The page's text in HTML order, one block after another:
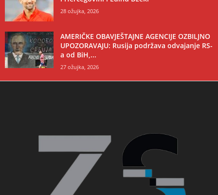
28 ožujka, 2026
AMERIČKE OBAVJEŠTAJNE AGENCIJE OZBILJNO
UPOZORAVAJU: Rusija podržava odvajanje RS-
a od BiH,...
27 ožujka, 2026